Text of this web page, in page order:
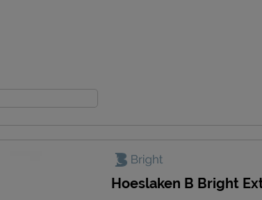
Hoeslaken B Bright